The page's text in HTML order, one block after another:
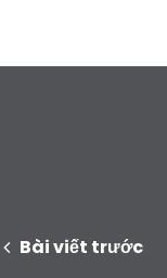
Bài viết trước